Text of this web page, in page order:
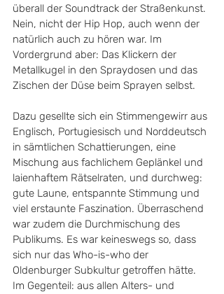
überall der Soundtrack der Straßenkunst.
Nein, nicht der Hip Hop, auch wenn der
natürlich auch zu hören war. Im
Vordergrund aber: Das Klickern der
Metallkugel in den Spraydosen und das
Zischen der Düse beim Sprayen selbst.
Dazu gesellte sich ein Stimmengewirr aus
Englisch, Portugiesisch und Norddeutsch
in sämtlichen Schattierungen, eine
Mischung aus fachlichem Geplänkel und
laienhaftem Rätselraten, und durchweg:
gute Laune, entspannte Stimmung und
viel erstaunte Faszination. Überraschend
war zudem die Durchmischung des
Publikums. Es war keineswegs so, dass
sich nur das Who-is-who der
Oldenburger Subkultur getroffen hätte.
Im Gegenteil: aus allen Alters- und